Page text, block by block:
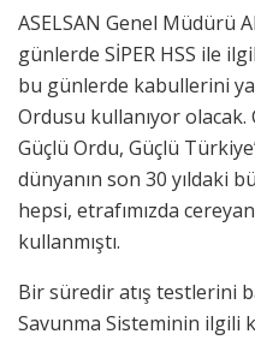
ASELSAN Genel Müdürü
günlerde SİPER HSS ile
bu günlerde kabullerini
Ordusu kullanıyor olacak.
Güçlü Ordu, Güçlü
dünyanın son 30 yıldaki
hepsi, etrafımızda
kullanmıştı.
Bir süredir atış testlerini
Savunma Sisteminin ilgili